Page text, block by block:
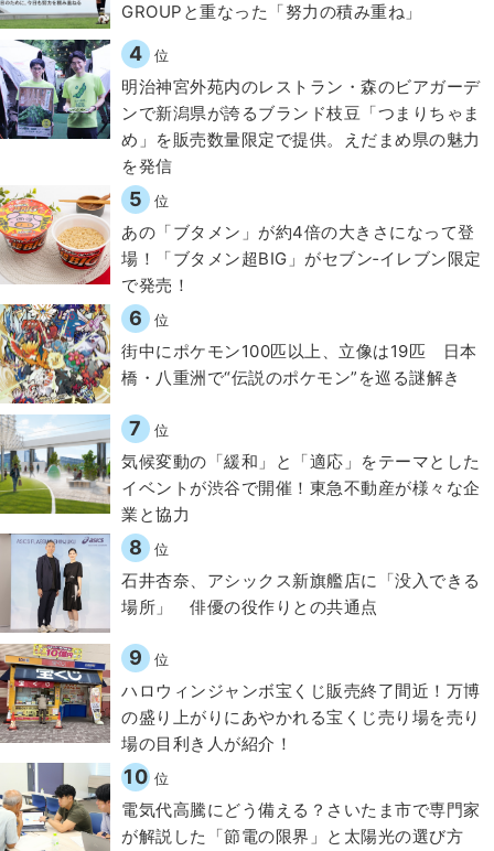
GROUPと重なった「努力の積み重ね」
4 位
明治神宮外苑内のレストラン・森のビアガーデ
ンで新潟県が誇るブランド枝豆「つまりちゃま
め」を販売数量限定で提供。えだまめ県の魅力
を発信
5 位
あの「ブタメン」が約4倍の大きさになって登
場！「ブタメン超BIG」がセブン‐イレブン限定
で発売！
6 位
街中にポケモン100匹以上、立像は19匹 日本
橋・八重洲で“伝説のポケモン”を巡る謎解き
7 位
気候変動の「緩和」と「適応」をテーマとした
イベントが渋谷で開催！東急不動産が様々な企
業と協力
8 位
石井杏奈、アシックス新旗艦店に「没入できる
場所」 俳優の役作りとの共通点
9 位
ハロウィンジャンボ宝くじ販売終了間近！万博
の盛り上がりにあやかれる宝くじ売り場を売り
場の目利き人が紹介！
10 位
電気代高騰にどう備える？さいたま市で専門家
が解説した「節電の限界」と太陽光の選び方